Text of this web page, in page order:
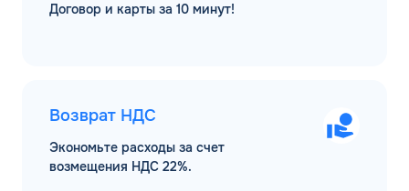
Договор и карты за 10 минут!
Возврат НДС
Экономьте расходы за счет
возмещения НДС 22%.